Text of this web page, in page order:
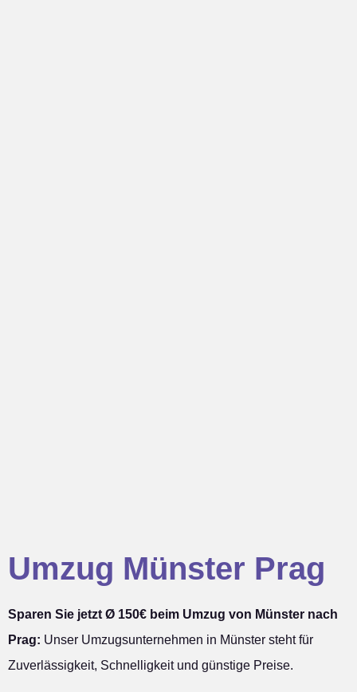
Umzug Münster Prag
Sparen Sie jetzt Ø 150€ beim Umzug von Münster nach
Prag: Unser Umzugsunternehmen in Münster steht für
Zuverlässigkeit, Schnelligkeit und günstige Preise.